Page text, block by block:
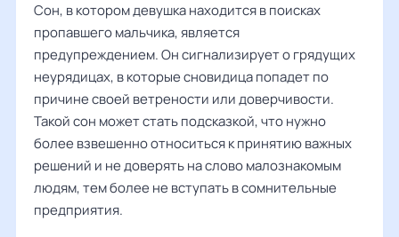
Сон, в котором девушка находится в поисках
пропавшего мальчика, является
предупреждением. Он сигнализирует о грядущих
неурядицах, в которые сновидица попадет по
причине своей ветрености или доверчивости.
Такой сон может стать подсказкой, что нужно
более взвешенно относиться к принятию важных
решений и не доверять на слово малознакомым
людям, тем более не вступать в сомнительные
предприятия.